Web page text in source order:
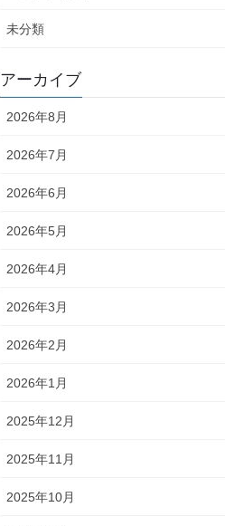
未分類
アーカイブ
2026年8月
2026年7月
2026年6月
2026年5月
2026年4月
2026年3月
2026年2月
2026年1月
2025年12月
2025年11月
2025年10月